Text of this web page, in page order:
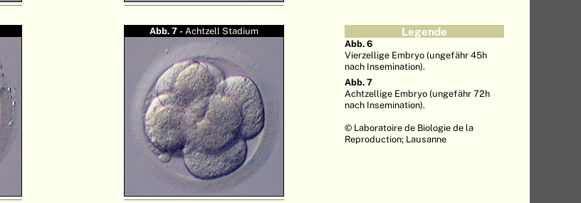
Abb. 7 - Achtzell Stadium Legende
Abb. 6
Vierzellige Embryo (ungefähr 45h
nach Insemination).
Abb. 7
Achtzellige Embryo (ungefähr 72h
nach Insemination).
© Laboratoire de Biologie de la
Reproduction; Lausanne